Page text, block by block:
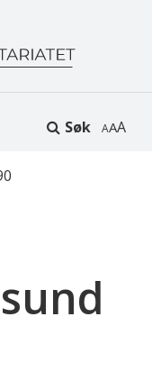
Søk A